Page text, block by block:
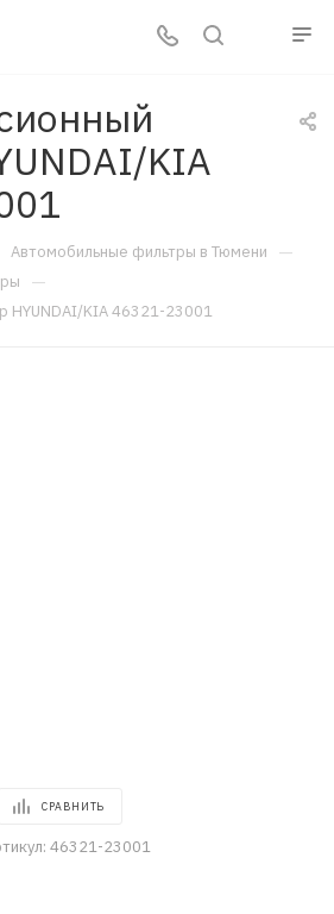
KIA
Автомобильные фильтры в Тюмени —
—
HYUNDAI/KIA 46321-23001
СРАВНИТЬ
46321-23001